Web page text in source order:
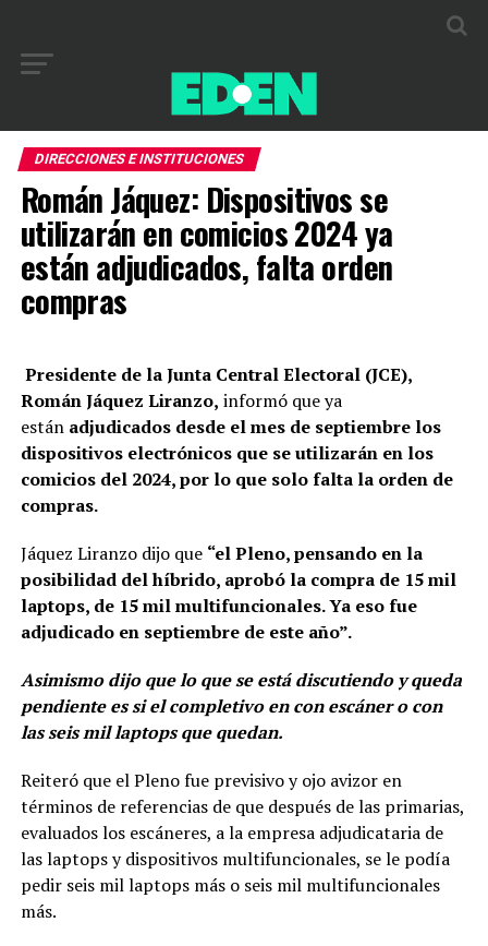
DIRECCIONES E INSTITUCIONES
Román Jáquez: Dispositivos se
utilizarán en comicios 2024 ya
están adjudicados, falta orden
compras
Presidente de la Junta Central Electoral (JCE),
Román Jáquez Liranzo, informó que ya
están adjudicados desde el mes de septiembre los
dispositivos electrónicos que se utilizarán en los
comicios del 2024, por lo que solo falta la orden de
compras.
Jáquez Liranzo dijo que “el Pleno, pensando en la
posibilidad del híbrido, aprobó la compra de 15 mil
laptops, de 15 mil multifuncionales. Ya eso fue
adjudicado en septiembre de este año”.
Asimismo dijo que lo que se está discutiendo y queda
pendiente es si el completivo en con escáner o con
las seis mil laptops que quedan.
Reiteró que el Pleno fue previsivo y ojo avizor en
términos de referencias de que después de las primarias,
evaluados los escáneres, a la empresa adjudicataria de
las laptops y dispositivos multifuncionales, se le podía
pedir seis mil laptops más o seis mil multifuncionales
más.